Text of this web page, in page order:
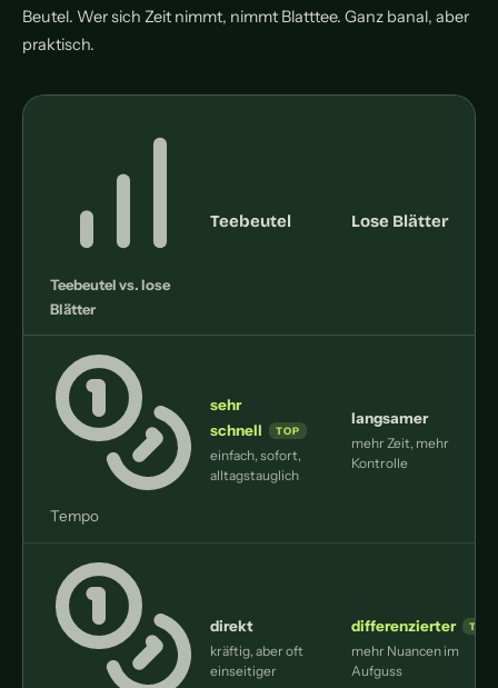
Beutel. Wer sich Zeit nimmt, nimmt Blatttee. Ganz banal, aber
praktisch.
Teebeutel vs. lose
Blätter
Teebeutel Lose Blätter
Tempo
sehr
schnell
einfach, sofort,
alltagstauglich
langsamer
mehr Zeit, mehr
Kontrolle
direkt
kräftig, aber oft
einseitiger
differenzierter
mehr Nuancen im
Aufguss